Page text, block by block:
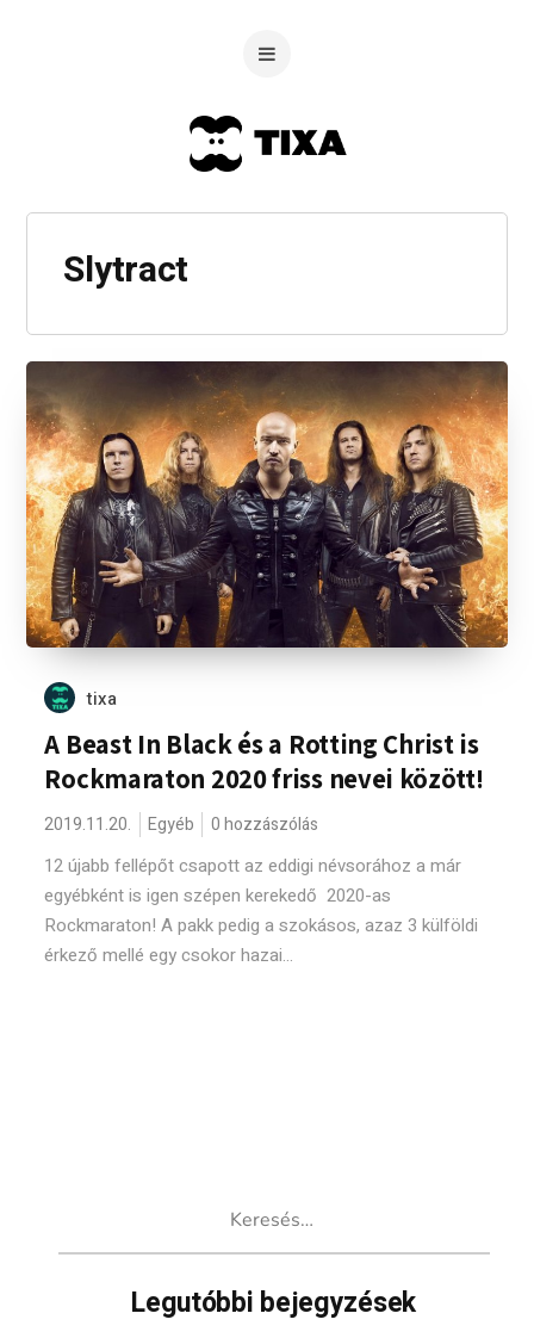
Slytract
tixa
A Beast In Black és a Rotting Christ is
Rockmaraton 2020 friss nevei között!
2019.11.20. Egyéb 0 hozzászólás
12 újabb fellépőt csapott az eddigi névsorához a már
egyébként is igen szépen kerekedő 2020-as
Rockmaraton! A pakk pedig a szokásos, azaz 3 külföldi
érkező mellé egy csokor hazai...
Legutóbbi bejegyzések